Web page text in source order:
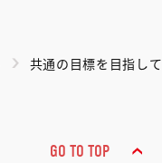
共通の目標を目指し
GO TO TOP